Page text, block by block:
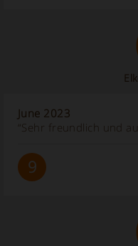
June 2023
“Sehr freundlich und
9